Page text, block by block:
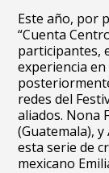
Este año, por
“Cuenta
participantes,
experiencia en
redes del
aliados. Nona
(Guatemala),
esta serie de
mexicano